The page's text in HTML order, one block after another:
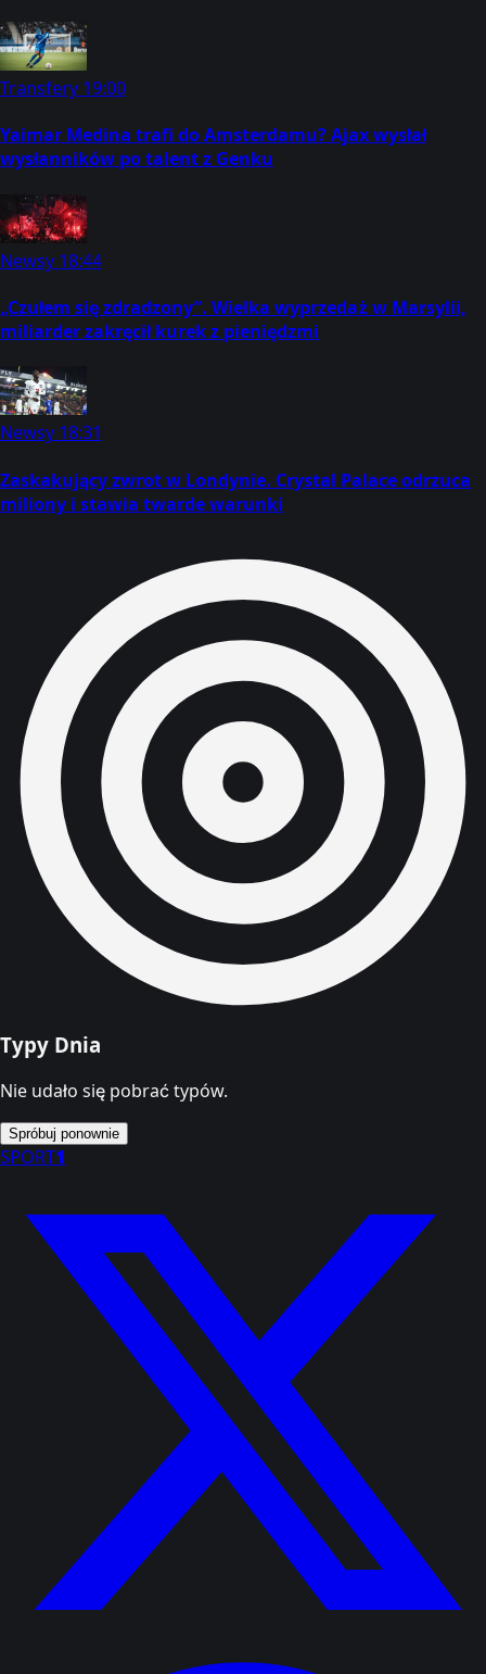
Transfery 19:00
Yaimar Medina trafi do Amsterdamu? Ajax wysłał
wysłanników po talent z Genku
Newsy 18:44
„Czułem się zdradzony”. Wielka wyprzedaż w Marsylii,
miliarder zakręcił kurek z pieniędzmi
Newsy 18:31
Zaskakujący zwrot w Londynie. Crystal Palace odrzuca
miliony i stawia twarde warunki
Typy Dnia
Nie udało się pobrać typów.
Spróbuj ponownie
SPORT1